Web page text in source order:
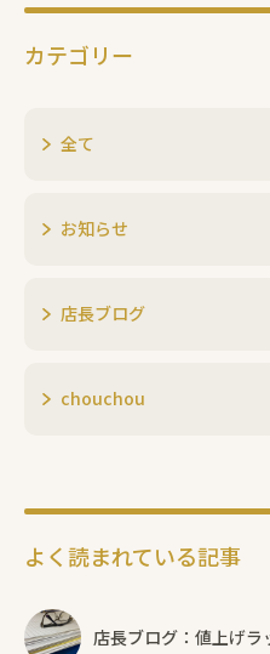
カテゴリー
全て
お知らせ
店長ブログ
chouchou
よく読まれている記事
店長ブログ：値上げラ